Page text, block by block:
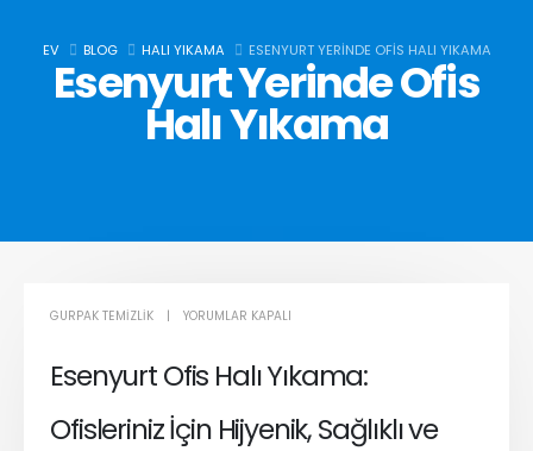
EV BLOG HALI YIKAMA ESENYURT YERINDE OFIS HALI YIKAMA
Esenyurt Yerinde Ofis
Halı Yıkama
GURPAK TEMIZLIK
ESENYURT
OFIS
YIKAMA
YORUMLAR KAPALI
Esenyurt Ofis Halı Yıkama:
Ofisleriniz İçin Hijyenik, Sağlıklı ve